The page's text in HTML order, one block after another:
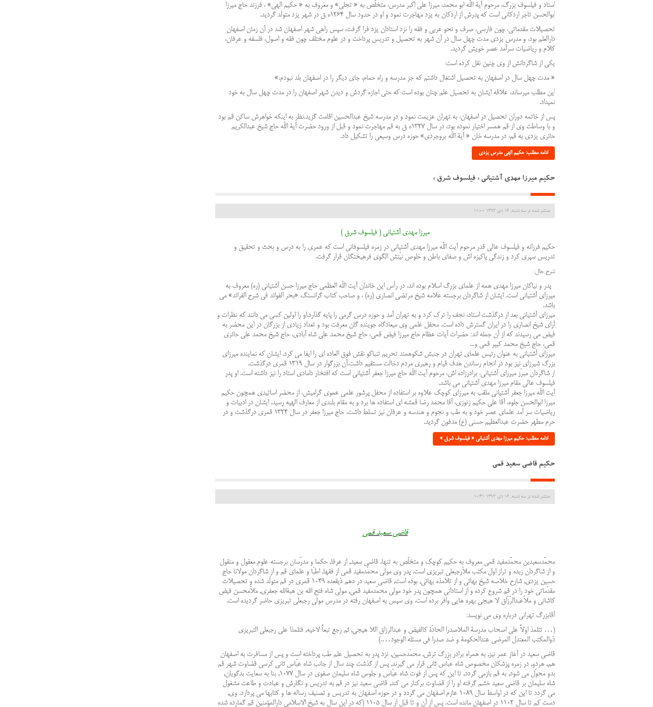
استاد و فیلسوف بزرگ، مرحوم آیة اللّه ابو محمد، میرزا علی اکبر مدرس، متخلّص به « تجلی» و معروف به « حکیم الهی» ، فرزند حاج میرزا
ابوالحسن تاجر اردکانی است که پدرش از اردکان به یزد مهاجرت نمود و او در حدود سال 1264ه ق در شهر یزد متولد گردید.
تحصیلات مقدماتی، چون فارسی، صرف و نحو عربی و فقه را نزد استادان یزد فرا گرفت، سپس راهی شهر اصفهان شد در آن زمان اصفهان
دارالعلم بود، و مدرس یزدی مدت چهل سال در آن شهر به تحصیل و تدریس پرداخت و در علوم مختلف چون فقه و اصول، فلسفه و عرفان،
کلام و ریاضیات سرآمد عصر خویش گردید.
یکی از شاگردانش از وی چنین نقل کرده است:
« مدت چهل سال در اصفهان به تحصیل اشتغال داشتم که جز مدرسه و راه حمام، جای دیگر را در اصفهان بلد نبودم.»
این مطلب می‏رساند، علاقه ایشان به تحصیل علم چنان بوده است که حتی اجازه گردش و دیدن شهر اصفهان را در مدت چهل سال به خود
نمی‏داد.
پس از خاتمه دوران تحصیل در اصفهان، به تهران عزیمت نمود و در مدرسه شیخ عبدالحسین اقامت گزید.نظر به اینکه خواهرش ساکن قم بود
و با وساطت وی از قم همسر اختیار نموده بود، در سال 1327ه ق به قم مهاجرت نمود و قبل از ورود حضرت آیة اللّه حاج شیخ عبدالکریم
حائری یزدی به قم، در مدرسه خان « آیة اللّه بروجردی» حوزه درس وسیعی را تشکیل داد.
ادامه مطلب: حکیم الهی مدرس یزدی
حکیم میرزا مهدی آشتیانی « فیلسوف شرق »
منتشر شده در سه شنبه, 16 دی 1393 11:00
میرزا مهدی آشتیانی ( فيلسوف شرق )
حکیم فرزانه و فیلسوف عالی قدر مرحوم آیت اللّه میرزا مهدی آشتیانی در زمره فیلسوفانی است که عمری را به درس و بحث و تحقیق و
تدریس سپری کرد و زندگی پاکیزه اش و صفای باطن و خلوص نیّتش الگوی فرهیختگان قرار گرفت.
شرح حال:
پدر و نیاکان میرزا مهدی همه از علمای بزرگ اسلام بوده اند. در رأس این خاندان آیت اللّه العظمی حاج میرزا حسن آشتیانی (ره) معروف به
میرزای آشتیانی است. ایشان از شاگردان برجسته علامه شیخ مرتضی انصاری (ره) ، و صاحب کتاب گرانسنگ «بحر الفوائد فی شرح الفرائد» می
باشد.
میرزای آشتیانی بعد از درگذشت استاد، نجف را ترک کرد و به تهران آمد و حوزه درس گرمی را پایه گذارد.او را اولین کسی می دانند که نظرات و
آرای شیخ انصاری را در ایران گسترش داده است. محفل علمی وی میعادگاه جوینده گان معرفت بود و تعداد زیادی از بزرگان در این محضر به
فیض می رسیدند که از آن جمله اند: حضرات آیات عظام حاج میرزا فیض قمی، حاج شیخ محمد علی شاه آبادی، حاج شیخ محمد علی حائری
قمی، حاج شیخ محمد کبیر قمی و...
میرزای آشتیانی به عنوان رئیس علمای تهران در جنبش شکوهمند تحریم تنباکو نقش فوق العاده ای را ایفا می کرد. ایشان که نماینده میرزای
بزرگ شیرزای نیز بود در انجام رساندن هدف قیام و رهبری مردم دخالت مستقیم داشت.آن بزرگوار در سال 1319 قمری درگذشت
.
از شاگردان مبرّز میرزای آشتیانی، برادرزاده اش، مرحوم آیت اللّه حاج میرزا جعفر آشتیانی است که افتخار دامادی استاد را نیز داشته است. او پدر
فیلسوف عالی مقام میرزا مهدی آشتیانی می باشد.
آیت اللّه میرزا جعفر آشتیانی ملقب به میرزای کوچک علاوه بر استفاده از محفل پرشور علمی عموی گرامیش، از محضر اساتیدی همچون حکیم
میرزا ابوالحسن جلوه، آقا علی حکیم زنوزی، آقا محمد رضا قمشه ای استفاده ها برد و به مقام بلندی از معارف الهیه رسید. ایشان در ادبیات و
ریاضیات سر آمد علمای عصر خود و به طب و نجوم و هندسه و عرفان نیز تسلط داشت. حاج میرزا جعفر در سال 1324 قمری درگذشت و در
حرم مطهر حضرت عبدالعظیم حسنی (ع) مدفون گردید.
ادامه مطلب: حکیم میرزا مهدی آشتیانی « فیلسوف شرق »
حکیم قاضی سعید قمی
منتشر شده در سه شنبه, 16 دی 1393 10:41
قاضى سعيد قمى
محمّدسعيدبن محمّدمفيد قمى معروف به حكيم كوچك و متخلّص به تنها. قاضى سعيد, از عرفا, حكما و مدرّسان برجسته علوم معقول و منقول
و از شاگردان زبده و تراز اول مكتب ملاّرجبعلى تبريزى است. پدر وى مولى محمّدمفيد قمى از فقها, اطبّا و علماى قم و از شاگردان مولانا حاج
حسين يزدى, شارح خلاصه شيخ بهائى و از تلامذه بهائى, بوده است, قاضى سعيد در دهم ذيقعده 1049 قمرى در قم متولّد شده و تحصيلات
مقدّماتى خود را در قم شروع كرده و از استادانى همچون پدر خود مولى محمّدمفيد قمى, مولى شاه فتح الله بن هبةالله جعفرى, ملاّمحسن فيض
كاشانى و ملاّعبدالرّزّاق لا هيجى بهره هايى وافر برده است. وى سپس به اصفهان رفته در مدرس مولى رجبعلى تبريزى حاضر گرديده است.
آقابزرگ تهرانى درباره وى مى نويسد:
(… تتلمذ اولاً على اصحاب مدرسة الملاصدرا الحادّة كالفيض و عبدالرزاق اللا هيجى, ثم رجع تبعاً لاخيه, فتلمذا على رجبعلى التبريزى
ذوالمكتب المعتدل المرضى عندالحكومة و ضد صدرا فى مسئله الوجود….)
قاضى سعيد در آغاز عمر نيز, به همراه برادر بزرگ ترش, محمّدحسين, نزد پدر به تحصيل علم طب پرداخته است و پس از مسافرت به اصفهان
هم, هردو, در زمره پزشكان مخصوص شاه عبّاس ثانى قرار مى گيرند, پس از گذشت چند سال از جانب شاه عبّاس ثانى كرسى قضاوت شهر قم
بدو محوّل مى شود, به قم بازمى گردد, تا اين كه پس از فوت شاه عبّاس و جلوس شاه سليمان صفوى در سال 1077, بنا به سعايت بدگويان,
شاه سليمان بر قاضى سعيد خشم گرفته او را از قضاوت بركنار مى كند, قاضى سعيد نيز در قم به تدريس و نگارش و عبادت و طاعت مشغول
مى گردد تا اين كه در اواسط سال 1089 عازم اصفهان مى گردد و در حوزه اصفهان به تدريس و تصنيف رساله ها و كتابها مى پردازد. وى,
دست كم تا سال 1102 در اصفهان مانده است. پس از آن و تا قبل از سال 1105 (كه در اين سال به شيخ الاسلامى دارالمؤمنين قم گمارده شده